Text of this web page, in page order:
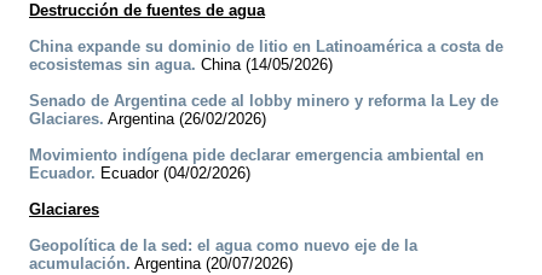
Destrucción de fuentes de agua
China expande su dominio de litio en Latinoamérica a costa de
ecosistemas sin agua. China (14/05/2026)
Senado de Argentina cede al lobby minero y reforma la Ley de
Glaciares. Argentina (26/02/2026)
Movimiento indígena pide declarar emergencia ambiental en
Ecuador. Ecuador (04/02/2026)
Glaciares
Geopolítica de la sed: el agua como nuevo eje de la
acumulación. Argentina (20/07/2026)